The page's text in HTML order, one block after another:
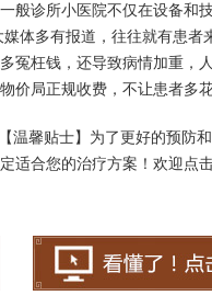
般诊所小医院不仅在设备和
体多有报道，往往就有患者
冤枉钱，还导致病情加重，
价局正规收费，不让患者多花
温馨贴士】为了更好的预防
适合您的治疗方案！欢迎点